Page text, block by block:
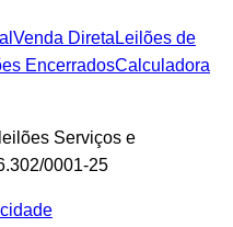
Venda Direta Leilões de
EncerradosCalculadora
Serviços e
0001-25